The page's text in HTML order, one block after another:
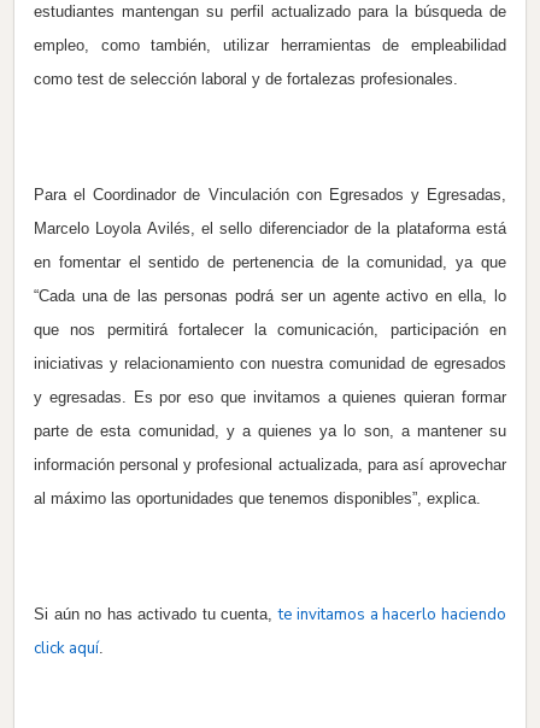
estudiantes mantengan su perfil actualizado para la búsqueda de
empleo, como también, utilizar herramientas de empleabilidad
como test de selección laboral y de fortalezas profesionales.
Para el Coordinador de Vinculación con Egresados y Egresadas,
Marcelo Loyola Avilés, el sello diferenciador de la plataforma está
en fomentar el sentido de pertenencia de la comunidad, ya que
“Cada una de las personas podrá ser un agente activo en ella, lo
que nos permitirá fortalecer la comunicación, participación en
iniciativas y relacionamiento con nuestra comunidad de egresados
y egresadas. Es por eso que invitamos a quienes quieran formar
parte de esta comunidad, y a quienes ya lo son, a mantener su
información personal y profesional actualizada, para así aprovechar
al máximo las oportunidades que tenemos disponibles”, explica.
Si aún no has activado tu cuenta,te invitamos a hacerlo haciendo
click aquí.